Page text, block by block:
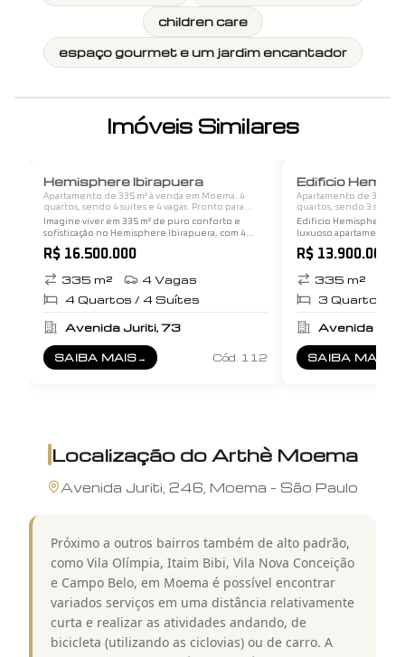
children care
espaço gourmet e um jardim encantador
Imóveis Similares
Hemisphere Ibirapuera
Apartamento de 335 m² à venda em Moema. 4
quartos, sendo 4 suítes e 4 vagas. Pronto para
morar.
Imagine viver em 335 m² de puro conforto e
sofisticação no Hemisphere Ibirapuera, com 4
suítes amplas, 4 vagas de garagem e uma vista
panorâmica deslumbrante de andar alto que abre
R$ 16.500.000
335 m² 4Vagas
4Quartos / 4 Suítes
Avenida Juriti, 73
SAIBA MAIS
SOBREHEMISPHERE IBIRAPUERA
→ Cód. 112
Edificio
Apartamento de 335 m²
quartos, sendo 3 suítes
morar.
Edificio Hemisphere
luxuoso apartamento
3 dormitórios, 3 suítes
excelentes 335m² e
R$ 13.900.000
335 m²
3 Quartos /
Avenida
SAIBA MAIS
SOBRE
Localização do Arthè Moema
Avenida Juriti 246 Moema - São Paulo
Próximo a outros bairros também de alto padrão,
como Vila Olímpia, Itaim Bibi, Vila Nova Conceição
e Campo Belo, em Moema é possível encontrar
variados serviços em uma distância relativamente
curta e realizar as atividades andando, de
bicicleta (utilizando as ciclovias) ou de carro. A